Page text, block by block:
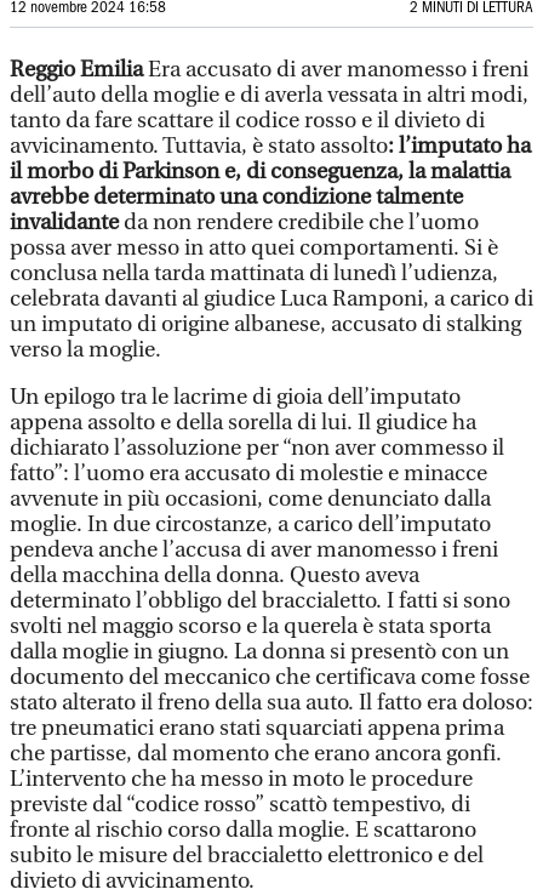
12 novembre 2024 16:58 2 MINUTI DI LETTURA
Reggio EmiliaEra accusato di aver manomesso i freni
dell’auto della moglie e di averla vessata in altri modi,
tanto da fare scattare il codice rosso e il divieto di
avvicinamento. Tuttavia, è stato assolto: l’imputato ha
il morbo di Parkinson e, di conseguenza, la malattia
avrebbe determinato una condizione talmente
invalidanteda non rendere credibile che l’uomo
possa aver messo in atto quei comportamenti. Si è
conclusa nella tarda mattinata di lunedì l’udienza,
celebrata davanti al giudice Luca Ramponi, a carico di
un imputato di origine albanese, accusato di stalking
verso la moglie.
Un epilogo tra le lacrime di gioia dell’imputato
appena assolto e della sorella di lui. Il giudice ha
dichiarato l’assoluzione per “non aver commesso il
fatto”: l’uomo era accusato di molestie e minacce
avvenute in più occasioni, come denunciato dalla
moglie. In due circostanze, a carico dell’imputato
pendeva anche l’accusa di aver manomesso i freni
della macchina della donna. Questo aveva
determinato l’obbligo del braccialetto. I fatti si sono
svolti nel maggio scorso e la querela è stata sporta
dalla moglie in giugno. La donna si presentò con un
documento del meccanico che certificava come fosse
stato alterato il freno della sua auto. Il fatto era doloso:
tre pneumatici erano stati squarciati appena prima
che partisse, dal momento che erano ancora gonfi.
L’intervento che ha messo in moto le procedure
previste dal “codice rosso” scattò tempestivo, di
fronte al rischio corso dalla moglie. E scattarono
subito le misure del braccialetto elettronico e del
divieto di avvicinamento.